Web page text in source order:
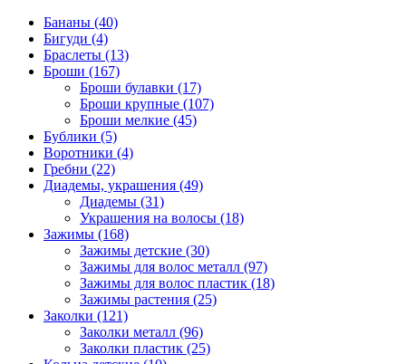
Бананы (40)
Бигуди (4)
Браслеты (13)
Броши (167)
Броши булавки (17)
Броши крупные (107)
Броши мелкие (45)
Бублики (5)
Воротники (4)
Гребни (22)
Диадемы, украшения (49)
Диадемы (31)
Украшения на волосы (18)
Зажимы (168)
Зажимы детские (30)
Зажимы для волос металл (97)
Зажимы для волос пластик (18)
Зажимы растения (25)
Заколки (121)
Заколки металл (96)
Заколки пластик (25)